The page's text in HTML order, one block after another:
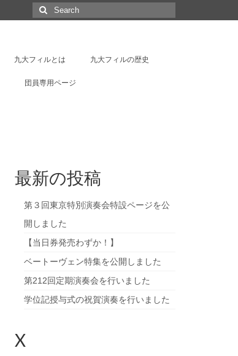
Search
for:
九大フィルとは 九大フィルの歴史
団員専用ページ
最新の投稿
第３回東京特別演奏会特設ページを公
開しました
【当日券発売わずか！】
ベートーヴェン特集を公開しました
第212回定期演奏会を行いました
学位記授与式の祝賀演奏を行いました
X